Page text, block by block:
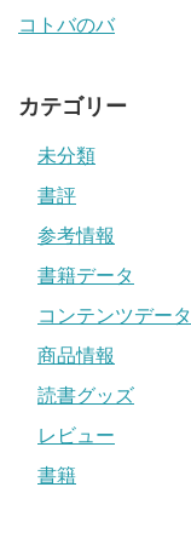
コトバのバ
カテゴリー
未分類
書評
参考情報
書籍データ
コンテンツデータ
商品情報
読書グッズ
レビュー
書籍